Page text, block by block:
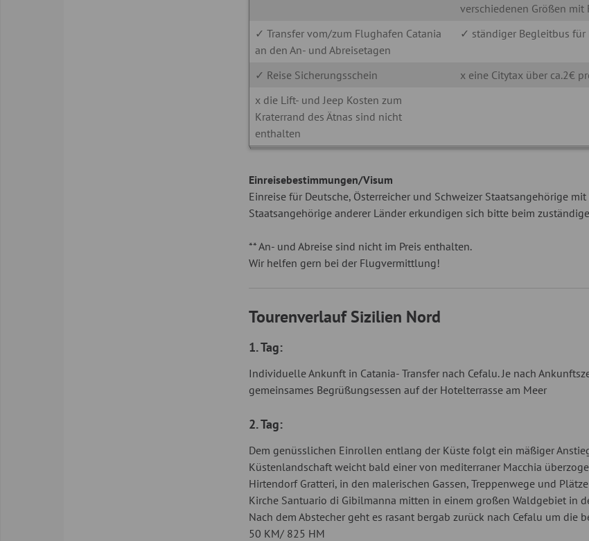
verschiedenen Größen
✓ Transfer vom/zum Flughafen Catania
an den An- und Abreisetagen
✓ ständiger Begleitbus für
✓ Reise Sicherungsschein
x eine Citytax über ca.2€
x die Lift- und Jeep Kosten zum
Kraterrand des Ätnas sind nicht
enthalten
Einreisebestimmungen/Visum
Einreise für Deutsche, Österreicher und Schweizer Staatsangehörige
Staatsangehörige anderer Länder erkundigen sich bitte beim
** An- und Abreise sind nicht im Preis enthalten.
Wir helfen gern bei der Flugvermittlung!
Tourenverlauf Sizilien Nord
1. Tag:
Individuelle Ankunft in Catania- Transfer nach Cefalu. Je nach
gemeinsames Begrüßungsessen auf der Hotelterrasse am Meer
2. Tag:
Dem genüsslichen Einrollen entlang der Küste folgt ein mäßiger
Küstenlandschaft weicht bald einer von mediterraner Macchia
Hirtendorf Gratteri, in den malerischen Gassen, Treppenwege und
Kirche Santuario di Gibilmanna mitten in einem großen Waldgebiet in
Nach dem Abstecher geht es rasant bergab zurück nach Cefalu um die
50 KM/ 825 HM